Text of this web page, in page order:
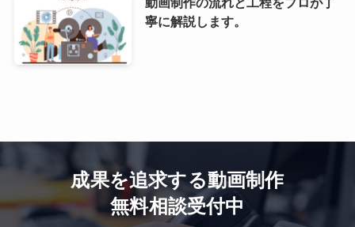
寧に解説します。
成果を追求する動画制作
無料相談受付中